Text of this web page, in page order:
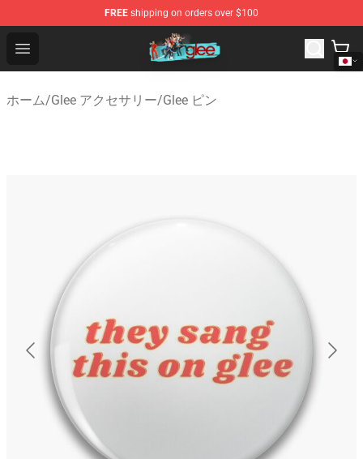
FREE shipping on orders over $100
Open menu
Glee Store - Official Glee Merchandise Shop
ホーム/Glee アクセサリー/Glee ピン